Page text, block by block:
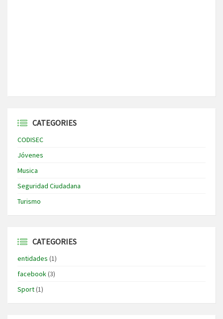
CATEGORIES
CODISEC
Jóvenes
Musica
Seguridad Ciudadana
Turismo
CATEGORIES
entidades (1)
facebook(3)
Sport(1)